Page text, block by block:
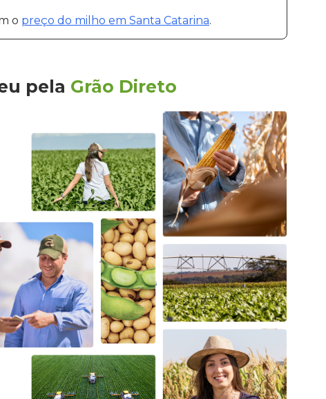
o preço do milho em Santa Catarina.
pela Grão Direto